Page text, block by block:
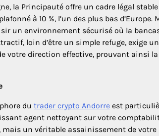
la Principauté offre un cadre légal
à 10 %, l’un des plus bas d’Europe.
un environnement sécurisé où la
loin d’être un simple refuge, exige
votre direction effective, prouvant ainsi
du trader crypto Andorre est
agent nettoyant sur votre
mais un véritable assainissement de votre